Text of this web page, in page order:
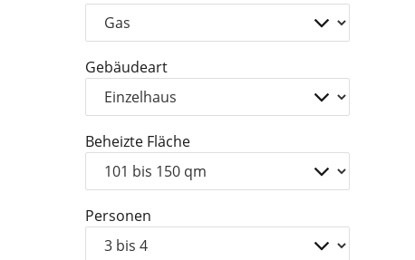
Gebäudeart
Beheizte Fläche
Personen